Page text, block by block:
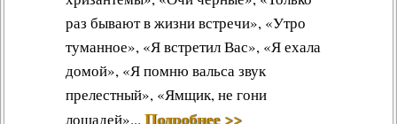
раз бывают в жизни встречи», «Утро
туманное», «Я встретил Вас», «Я ехала
домой», «Я помню вальса звук
прелестный», «Ямщик, не гони
лошадей»... Подробнее >>